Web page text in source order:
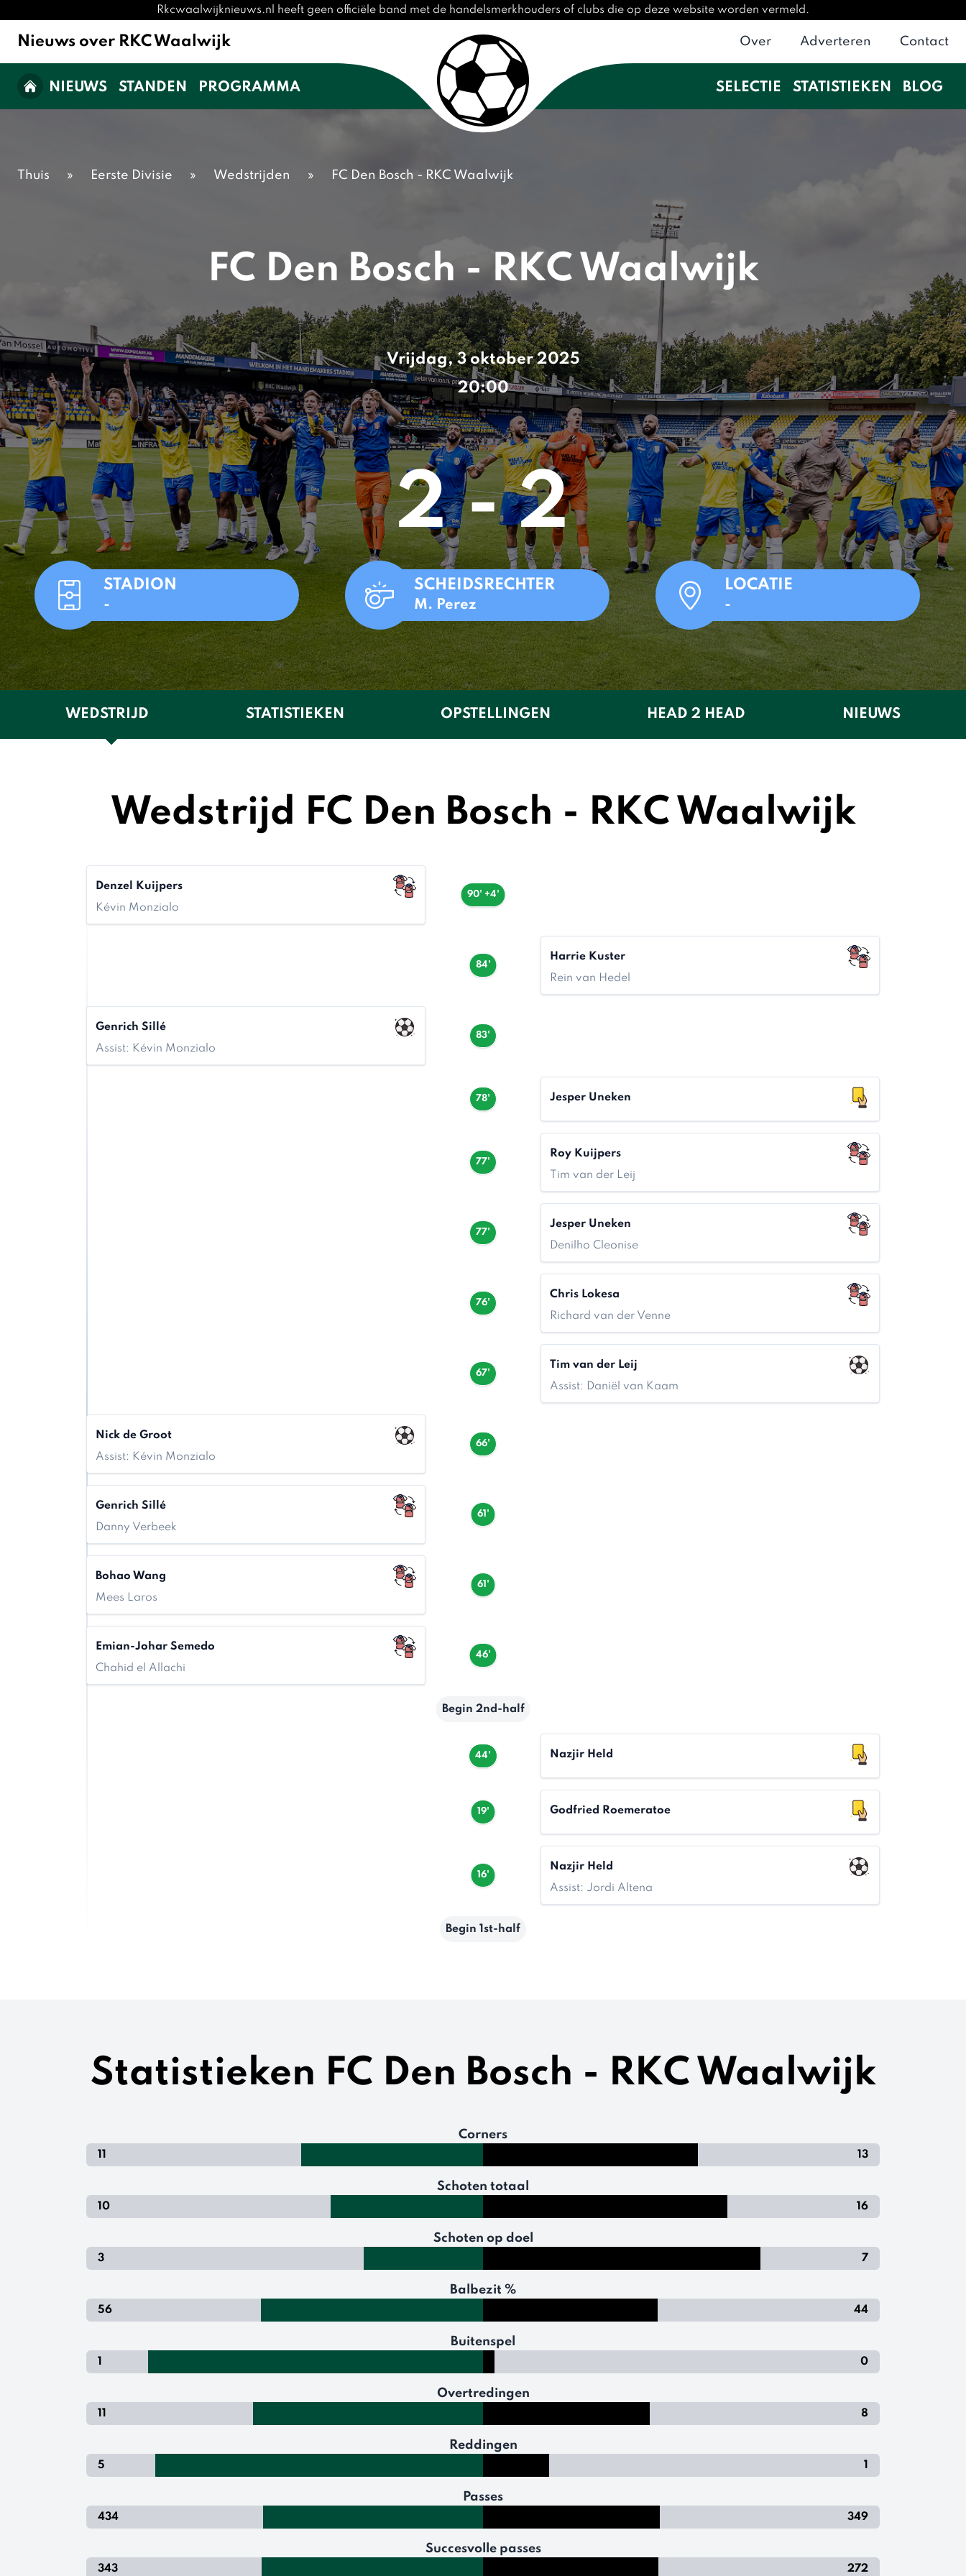
Rkcwaalwijknieuws.nl heeft geen officiële band met de handelsmerkhouders of clubs die op deze website worden vermeld.
Nieuws over RKC Waalwijk Over Adverteren Contact
NIEUWS STANDEN PROGRAMMA SELECTIE STATISTIEKEN BLOG
Thuis » Eerste Divisie » Wedstrijden » FC Den Bosch - RKC Waalwijk
FC Den Bosch - RKC Waalwijk
Vrijdag, 3 oktober 2025
20:00
2 - 2
STADION
-
SCHEIDSRECHTER
M. Perez
LOCATIE
-
WEDSTRIJD STATISTIEKEN OPSTELLINGEN HEAD 2 HEAD NIEUWS
Wedstrijd FC Den Bosch - RKC Waalwijk
90' +4'
Denzel Kuijpers
Kévin Monzialo
84'
Harrie Kuster
Rein van Hedel
83'
Genrich Sillé
Assist: Kévin Monzialo
78' Jesper Uneken
77'
Roy Kuijpers
Tim van der Leij
77'
Jesper Uneken
Denilho Cleonise
76'
Chris Lokesa
Richard van der Venne
67'
Tim van der Leij
Assist: Daniël van Kaam
66'
Nick de Groot
Assist: Kévin Monzialo
61'
Genrich Sillé
Danny Verbeek
61'
Bohao Wang
Mees Laros
46'
Emian-Johar Semedo
Chahid el Allachi
Begin 2nd-half
44' Nazjir Held
19' Godfried Roemeratoe
16'
Nazjir Held
Assist: Jordi Altena
Begin 1st-half
Statistieken FC Den Bosch - RKC Waalwijk
Corners
11 13
Schoten totaal
10 16
Schoten op doel
3 7
Balbezit %
56 44
Buitenspel
1 0
Overtredingen
11 8
Reddingen
5 1
Passes
434 349
Succesvolle passes
343 272